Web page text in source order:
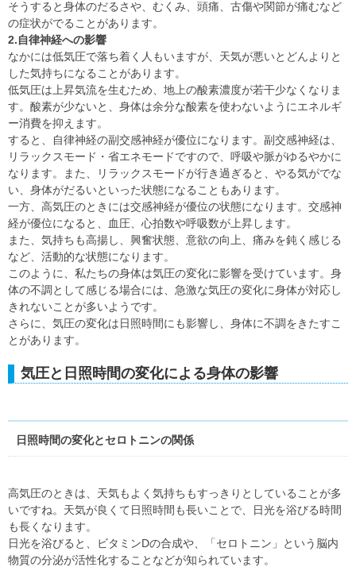
そうすると身体のだるさや、むくみ、頭痛、古傷や関節が痛むなど
の症状がでることがあります。
2.自律神経への影響
なかには低気圧で落ち着く人もいますが、天気が悪いとどんよりと
した気持ちになることがあります。
低気圧は上昇気流を生むため、地上の酸素濃度が若干少なくなりま
す。酸素が少ないと、身体は余分な酸素を使わないようにエネルギ
ー消費を抑えます。
すると、自律神経の副交感神経が優位になります。副交感神経は、
リラックスモード・省エネモードですので、呼吸や脈がゆるやかに
なります。また、リラックスモードが行き過ぎると、やる気がでな
い、身体がだるいといった状態になることもあります。
一方、高気圧のときには交感神経が優位の状態になります。交感神
経が優位になると、血圧、心拍数や呼吸数が上昇します。
また、気持ちも高揚し、興奮状態、意欲の向上、痛みを鈍く感じる
など、活動的な状態になります。
このように、私たちの身体は気圧の変化に影響を受けています。身
体の不調として感じる場合には、急激な気圧の変化に身体が対応し
きれないことが多いようです。
さらに、気圧の変化は日照時間にも影響し、身体に不調をきたすこ
とがあります。
気圧と日照時間の変化による身体の影響
日照時間の変化とセロトニンの関係
高気圧のときは、天気もよく気持ちもすっきりとしていることが多
いですね。天気が良くて日照時間も長いことで、日光を浴びる時間
も長くなります。
日光を浴びると、ビタミンDの合成や、「セロトニン」という脳内
物質の分泌が活性化することなどが知られています。